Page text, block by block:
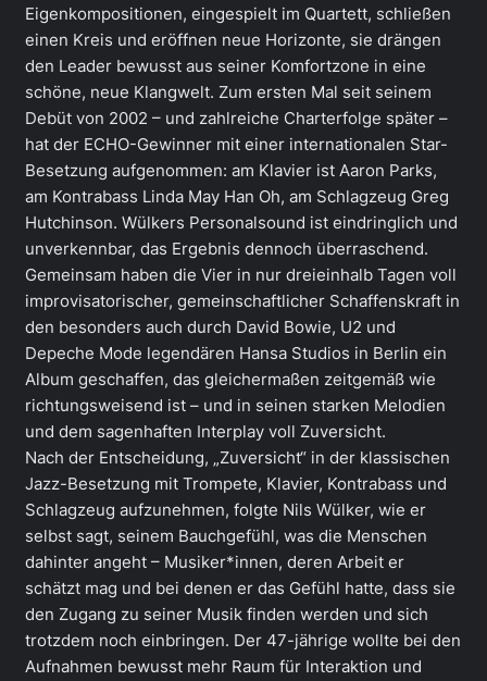
Eigenkompositionen, eingespielt im Quartett, schließen
einen Kreis und eröffnen neue Horizonte, sie drängen
den Leader bewusst aus seiner Komfortzone in eine
schöne, neue Klangwelt. Zum ersten Mal seit seinem
Debüt von 2002 – und zahlreiche Charterfolge später –
hat der ECHO-Gewinner mit einer internationalen Star-
Besetzung aufgenommen: am Klavier ist Aaron Parks,
am Kontrabass Linda May Han Oh, am Schlagzeug Greg
Hutchinson. Wülkers Personalsound ist eindringlich und
unverkennbar, das Ergebnis dennoch überraschend.
Gemeinsam haben die Vier in nur dreieinhalb Tagen voll
improvisatorischer, gemeinschaftlicher Schaffenskraft in
den besonders auch durch David Bowie, U2 und
Depeche Mode legendären Hansa Studios in Berlin ein
Album geschaffen, das gleichermaßen zeitgemäß wie
richtungsweisend ist – und in seinen starken Melodien
und dem sagenhaften Interplay voll Zuversicht.
Nach der Entscheidung, „Zuversicht“ in der klassischen
Jazz-Besetzung mit Trompete, Klavier, Kontrabass und
Schlagzeug aufzunehmen, folgte Nils Wülker, wie er
selbst sagt, seinem Bauchgefühl, was die Menschen
dahinter angeht – Musiker*innen, deren Arbeit er
schätzt mag und bei denen er das Gefühl hatte, dass sie
den Zugang zu seiner Musik finden werden und sich
trotzdem noch einbringen. Der 47-jährige wollte bei den
Aufnahmen bewusst mehr Raum für Interaktion und